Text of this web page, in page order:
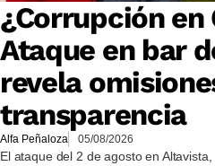
¿Corrupción en
Ataque en bar
revela
transparencia
Alfa Peñaloza 05/08/2026
El ataque del 2 de agosto en